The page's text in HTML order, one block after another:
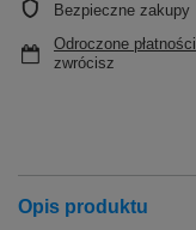
Bezpieczne zakupy
Odroczone płatności
zwrócisz
Opis produktu